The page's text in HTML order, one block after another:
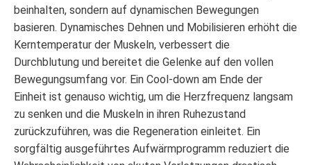
beinhalten, sondern auf dynamischen Bewegungen
basieren. Dynamisches Dehnen und Mobilisieren erhöht die
Kerntemperatur der Muskeln, verbessert die
Durchblutung und bereitet die Gelenke auf den vollen
Bewegungsumfang vor. Ein Cool-down am Ende der
Einheit ist genauso wichtig, um die Herzfrequenz langsam
zu senken und die Muskeln in ihren Ruhezustand
zurückzuführen, was die Regeneration einleitet. Ein
sorgfältig ausgeführtes Aufwärmprogramm reduziert die